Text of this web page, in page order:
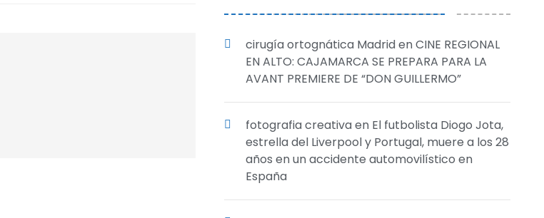
cirugía ortognática MadridenCINE REGIONAL
EN ALTO: CAJAMARCA SE PREPARA PARA LA
AVANT PREMIERE DE “DON GUILLERMO”
fotografia creativaen El futbolista Diogo Jota,
estrella del Liverpool y Portugal, muere a los 28
años en un accidente automovilístico en
España